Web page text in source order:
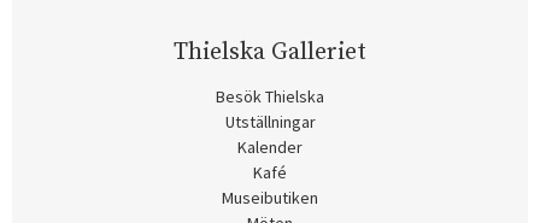
Thielska Galleriet
Besök Thielska
Utställningar
Kalender
Kafé
Museibutiken